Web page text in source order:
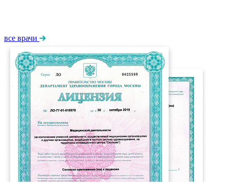
все врачи